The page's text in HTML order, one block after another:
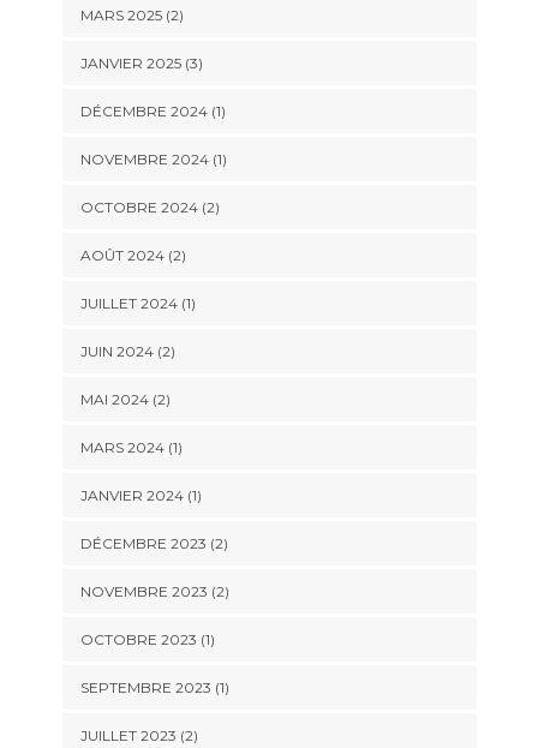
MARS 2025(2)
JANVIER 2025(3)
DÉCEMBRE 2024(1)
NOVEMBRE 2024(1)
OCTOBRE 2024(2)
AOÛT 2024(2)
JUILLET 2024(1)
JUIN 2024(2)
MAI 2024(2)
MARS 2024(1)
JANVIER 2024(1)
DÉCEMBRE 2023 (2)
NOVEMBRE 2023 (2)
OCTOBRE 2023 (1)
SEPTEMBRE 2023 (1)
JUILLET 2023 (2)